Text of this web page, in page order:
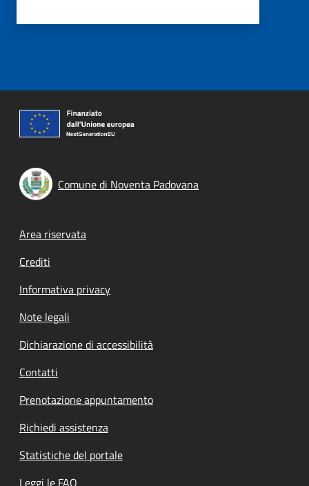
Comune di Noventa Padovana
Footer menu
Area riservata
Crediti
Informativa privacy
Note legali
Dichiarazione di accessibilità
Contatti
Prenotazione appuntamento
Richiedi assistenza
Statistiche del portale
Leggi le FAQ